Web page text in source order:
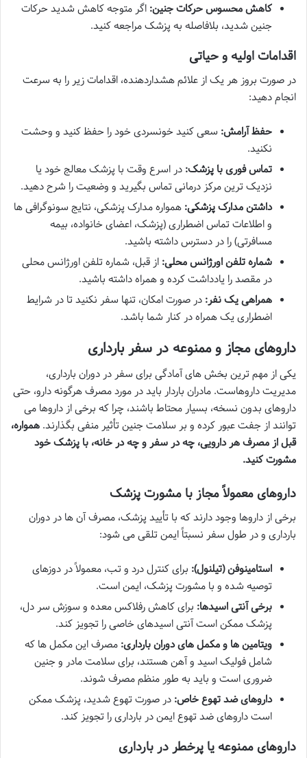
کاهش محسوس حرکات جنین: اگر متوجه کاهش شدید حرکات
جنین شدید، بلافاصله به پزشک مراجعه کنید.
اقدامات اولیه و حیاتی
در صورت بروز هر یک از علائم هشداردهنده، اقدامات زیر را به سرعت
انجام دهید:
حفظ آرامش: سعی کنید خونسردی خود را حفظ کنید و وحشت
نکنید.
تماس فوری با پزشک: در اسرع وقت با پزشک معالج خود یا
نزدیک ترین مرکز درمانی تماس بگیرید و وضعیت را شرح دهید.
داشتن مدارک پزشکی: همواره مدارک پزشکی، نتایج سونوگرافی ها
و اطلاعات تماس اضطراری (پزشک، اعضای خانواده، بیمه
مسافرتی) را در دسترس داشته باشید.
شماره تلفن اورژانس محلی: از قبل، شماره تلفن اورژانس محلی
در مقصد را یادداشت کرده و همراه داشته باشید.
همراهی یک نفر: در صورت امکان، تنها سفر نکنید تا در شرایط
اضطراری یک همراه در کنار شما باشد.
داروهای مجاز و ممنوعه در سفر بارداری
یکی از مهم ترین بخش های آمادگی برای سفر در دوران بارداری،
مدیریت داروهاست. مادران باردار باید در مورد مصرف هرگونه دارو، حتی
داروهای بدون نسخه، بسیار محتاط باشند، چرا که برخی از داروها می
توانند از جفت عبور کرده و بر سلامت جنین تأثیر منفی بگذارند. همواره،
قبل از مصرف هر دارویی، چه در سفر و چه در خانه، با پزشک خود
مشورت کنید.
داروهای معمولاً مجاز با مشورت پزشک
برخی از داروها وجود دارند که با تأیید پزشک، مصرف آن ها در دوران
بارداری و در طول سفر نسبتاً ایمن تلقی می شود:
استامینوفن (تیلنول): برای کنترل درد و تب، معمولاً در دوزهای
توصیه شده و با مشورت پزشک، ایمن است.
برخی آنتی اسیدها: برای کاهش رفلاکس معده و سوزش سر دل،
پزشک ممکن است آنتی اسیدهای خاصی را تجویز کند.
ویتامین ها و مکمل های دوران بارداری: مصرف این مکمل ها که
شامل فولیک اسید و آهن هستند، برای سلامت مادر و جنین
ضروری است و باید به طور منظم مصرف شوند.
داروهای ضد تهوع خاص: در صورت تهوع شدید، پزشک ممکن
است داروهای ضد تهوع ایمن در بارداری را تجویز کند.
داروهای ممنوعه یا پرخطر در بارداری